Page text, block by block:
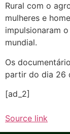
Rural com o
mulheres e
impulsionaram
mundial.
Os
partir do dia 26
[ad_2]
Source link